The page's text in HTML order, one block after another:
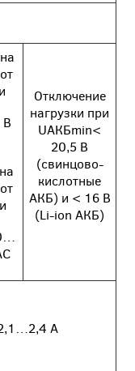
В
Отключение
нагрузки при
UАКБmin<
20,5 В
(свинцово-
кислотные
АКБ) и < 16 В
(Li-ion АКБ)
А